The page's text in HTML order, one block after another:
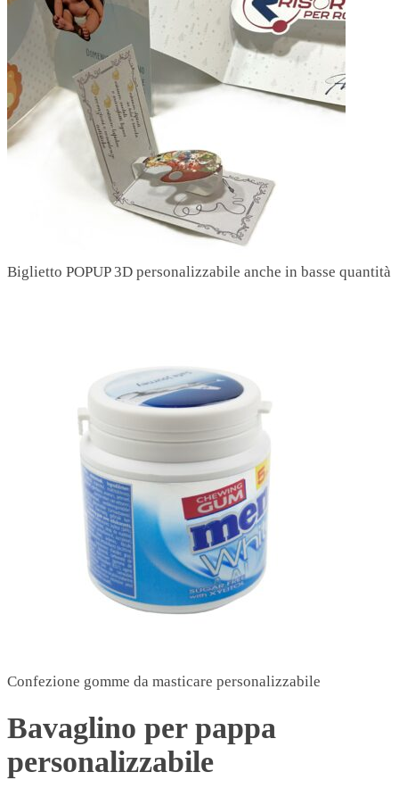
Biglietto POPUP 3D personalizzabile anche in basse quantità
Confezione gomme da masticare personalizzabile
Bavaglino per pappa
personalizzabile